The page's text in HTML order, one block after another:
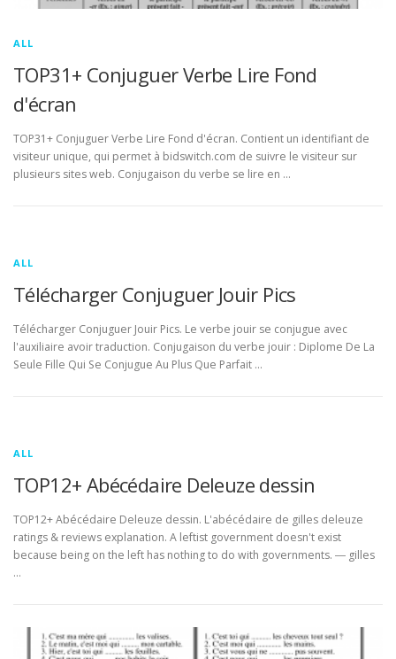
ALL
TOP31+ Conjuguer Verbe Lire Fond
d'écran
TOP31+ Conjuguer Verbe Lire Fond d'écran. Contient un identifiant de
visiteur unique, qui permet à bidswitch.com de suivre le visiteur sur
plusieurs sites web. Conjugaison du verbe se lire en …
ALL
Télécharger Conjuguer Jouir Pics
Télécharger Conjuguer Jouir Pics. Le verbe jouir se conjugue avec
l'auxiliaire avoir traduction. Conjugaison du verbe jouir : Diplome De La
Seule Fille Qui Se Conjugue Au Plus Que Parfait …
ALL
TOP12+ Abécédaire Deleuze dessin
TOP12+ Abécédaire Deleuze dessin. L'abécédaire de gilles deleuze
ratings & reviews explanation. A leftist government doesn't exist
because being on the left has nothing to do with governments. ― gilles
…